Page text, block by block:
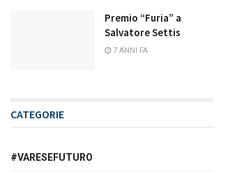
Premio “Furia” a
Salvatore Settis
7 ANNI FA
CATEGORIE
#VARESEFUTURO